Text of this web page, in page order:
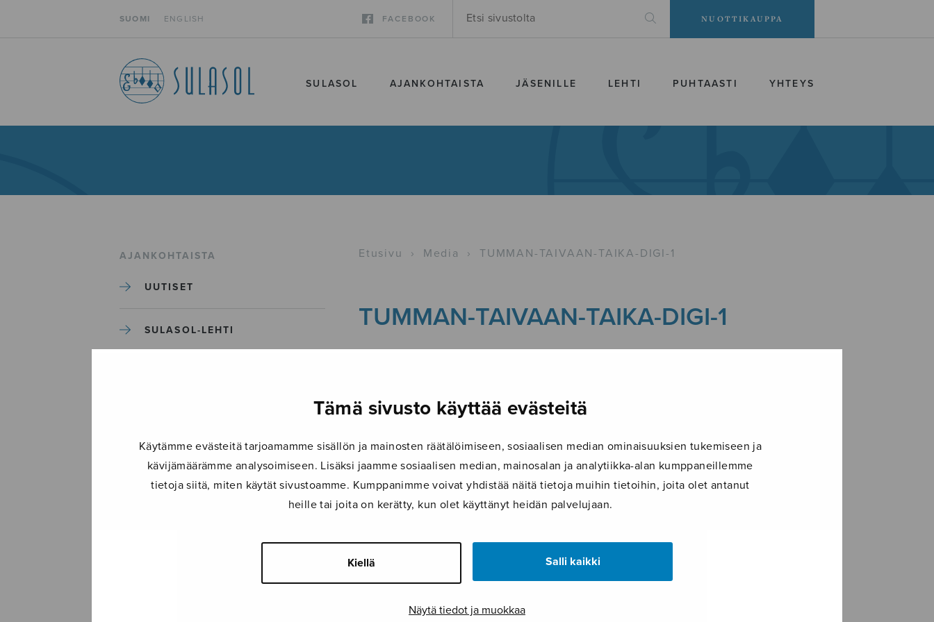
Tämä sivusto käyttää evästeitä
Käytämme evästeitä tarjoamamme sisällön ja mainosten räätälöimiseen, sosiaalisen median ominaisuuksien tukemiseen ja
kävijämäärämme analysoimiseen. Lisäksi jaamme sosiaalisen median, mainosalan ja analytiikka-alan kumppaneillemme
tietoja siitä, miten käytät sivustoamme. Kumppanimme voivat yhdistää näitä tietoja muihin tietoihin, joita olet antanut
heille tai joita on kerätty, kun olet käyttänyt heidän palvelujaan.
Kiellä Salli kaikki
Näytä tiedot ja muokkaa
SUOMI ENGLISH FACEBOOK NUOTTIKAUPPA
SULASOL AJANKOHTAISTA JÄSENILLE LEHTI PUHTAASTI YHTEYS
AJANKOHTAISTA
UUTISET
SULASOL-LEHTI
TAPAHTUMAT
Etusivu › Media › TUMMAN-TAIVAAN-TAIKA-DIGI-1
TUMMAN-TAIVAAN-TAIKA-DIGI-1